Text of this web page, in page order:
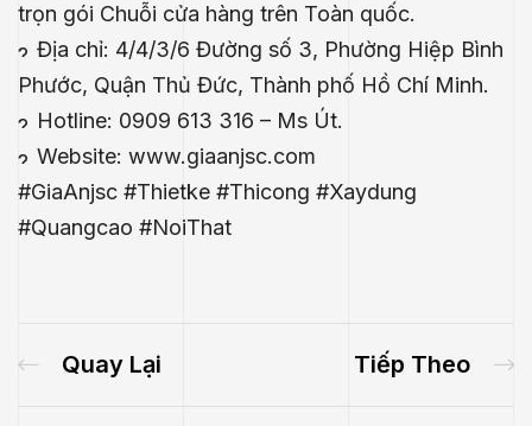
trọn gói Chuỗi cửa hàng trên Toàn quốc.
Địa chỉ: 4/4/3/6 Đường số 3, Phường Hiệp Bình
Phước, Quận Thủ Đức, Thành phố Hồ Chí Minh.
Hotline: 0909 613 316 – Ms Út.
Website: www.giaanjsc.com
#GiaAnjsc #Thietke #Thicong #Xaydung
#Quangcao #NoiThat
Quay Lại Tiếp Theo